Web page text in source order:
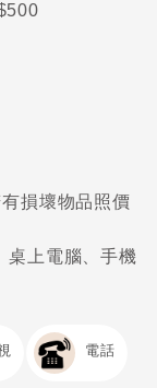
損壞物品照價
桌上電腦、手機
電話